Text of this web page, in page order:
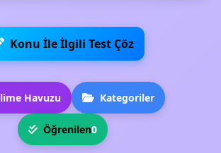
Konu İle İlgili Test Çöz
Havuzu Kategoriler
Öğrenilen0